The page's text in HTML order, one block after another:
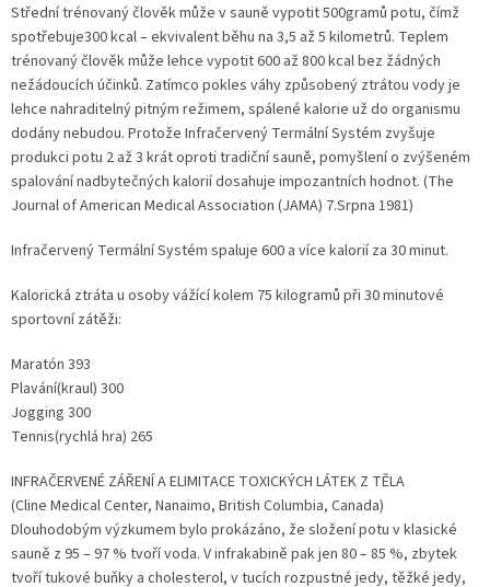
Střední trénovaný člověk může v sauně vypotit 500gramů potu, čímž
spotřebuje300 kcal – ekvivalent běhu na 3,5 až 5 kilometrů. Teplem
trénovaný člověk může lehce vypotit 600 až 800 kcal bez žádných
nežádoucích účinků. Zatímco pokles váhy způsobený ztrátou vody je
lehce nahraditelný pitným režimem, spálené kalorie už do organismu
dodány nebudou. Protože Infračervený Termální Systém zvyšuje
produkci potu 2 až 3 krát oproti tradiční sauně, pomyšlení o zvýšeném
spalování nadbytečných kalorií dosahuje impozantních hodnot. (The
Journal of American Medical Association (JAMA) 7.Srpna 1981)
Infračervený Termální Systém spaluje 600 a více kalorií za 30 minut.
Kalorická ztráta u osoby vážící kolem 75 kilogramů při 30 minutové
sportovní zátěži:
Maratón 393
Plavání(kraul) 300
Jogging 300
Tennis(rychlá hra) 265
INFRAČERVENÉ ZÁŘENÍ A ELIMITACE TOXICKÝCH LÁTEK Z TĚLA
(Cline Medical Center, Nanaimo, British Columbia, Canada)
Dlouhodobým výzkumem bylo prokázáno, že složení potu v klasické
sauně z 95 – 97 % tvoří voda. V infrakabině pak jen 80 – 85 %, zbytek
tvoří tukové buňky a cholesterol, v tucích rozpustné jedy, těžké jedy,